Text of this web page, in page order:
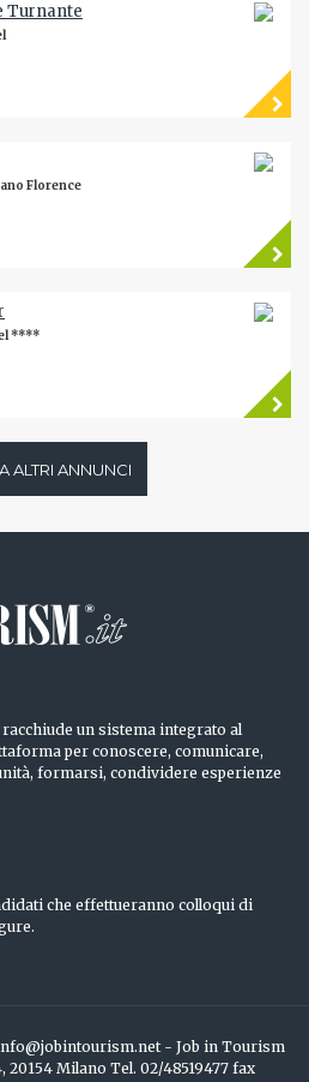
Turnante
Florence
****
ALTRI ANNUNCI
un sistema integrato al
per conoscere, comunicare,
formarsi, condividere esperienze
che effettueranno colloqui di
- Job in Tourism
20154 Milano Tel. 02/48519477 fax